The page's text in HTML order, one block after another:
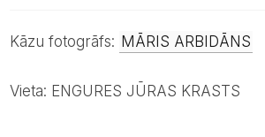
Kāzu fotogrāfs: MĀRIS ARBIDĀNS
Vieta: ENGURES JŪRAS KRASTS